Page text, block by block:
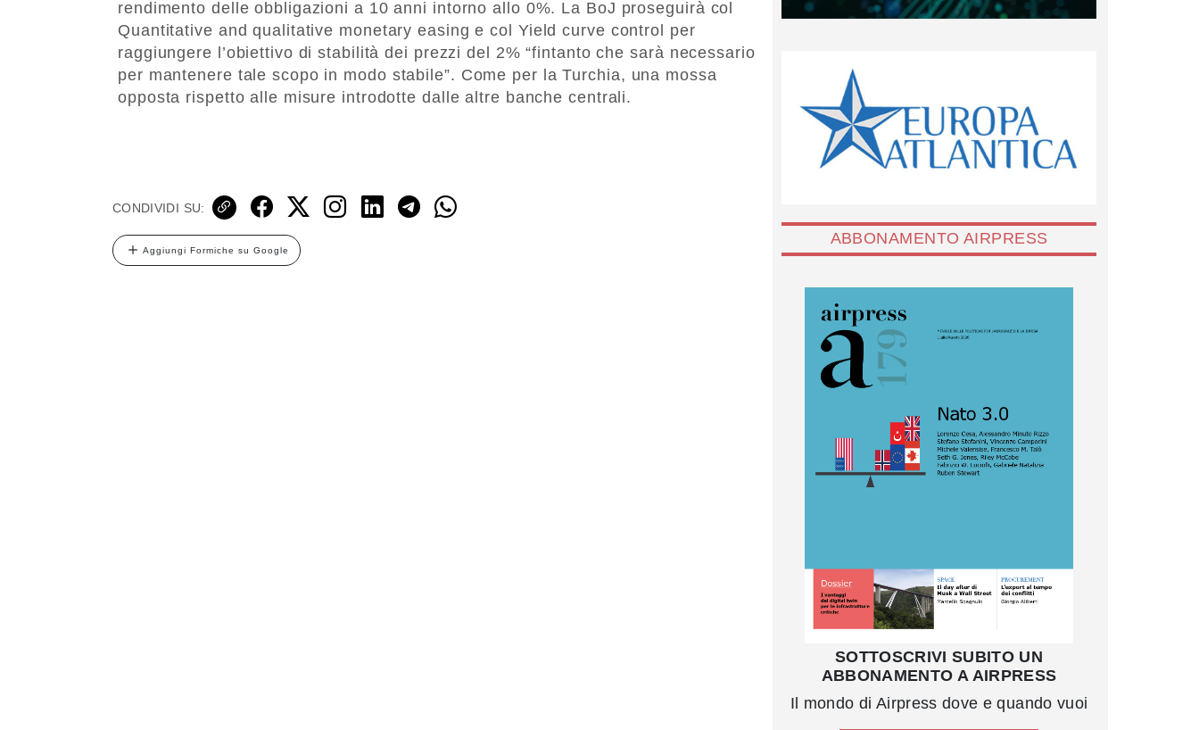
rendimento delle obbligazioni a 10 anni intorno allo 0%. La BoJ proseguirà col
Quantitative and qualitative monetary easing e col Yield curve control per
raggiungere l’obiettivo di stabilità dei prezzi del 2% “fintanto che sarà necessario
per mantenere tale scopo in modo stabile”. Come per la Turchia, una mossa
opposta rispetto alle misure introdotte dalle altre banche centrali.
CONDIVIDI SU:
Aggiungi Formiche su Google
ABBONAMENTO AIRPRESS
SOTTOSCRIVI SUBITO UN
ABBONAMENTO A AIRPRESS
Il mondo di Airpress dove e quando vuoi